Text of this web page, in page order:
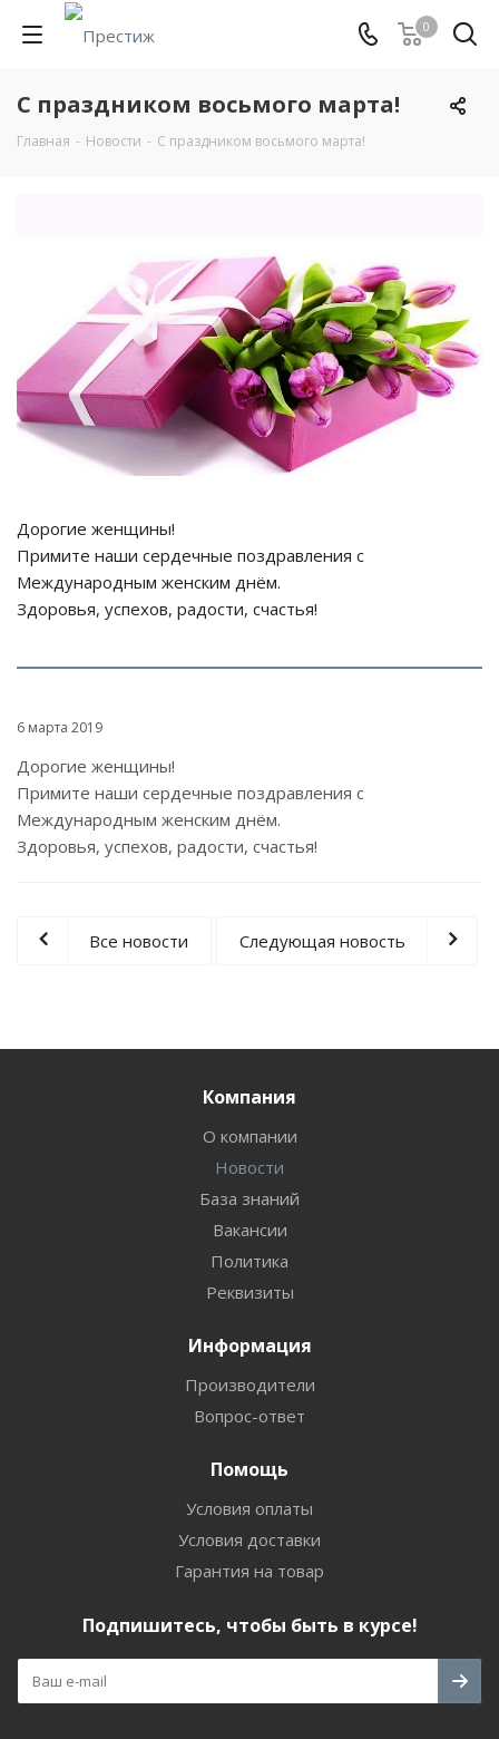
0
С праздником восьмого марта!
Главная - Новости - С праздником восьмого марта!
Дорогие женщины!
Примите наши сердечные поздравления с
Международным женским днём.
Здоровья, успехов, радости, счастья!
6 марта 2019
Дорогие женщины!
Примите наши сердечные поздравления с
Международным женским днём.
Здоровья, успехов, радости, счастья!
Все новости Следующая новость
Компания
О компании
Новости
База знаний
Вакансии
Политика
Реквизиты
Информация
Производители
Вопрос-ответ
Помощь
Условия оплаты
Условия доставки
Гарантия на товар
Подпишитесь, чтобы быть в курсе!